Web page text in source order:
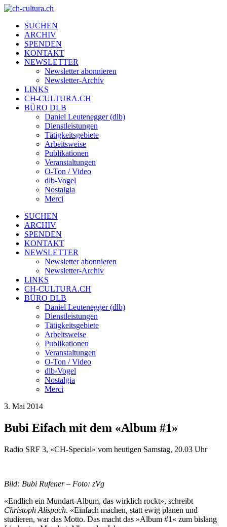
SUCHEN
ARCHIV
SPENDEN
KONTAKT
NEWSLETTER
Newsletter abonnieren
Newsletter-Archiv
LINKS
CH-CULTURA.CH
BÜRO DLB
Daniel Leutenegger (dlb)
Dienstleistungen
Tätigkeitsgebiete
Arbeitsweise
Publikationen
Veranstaltungen
O-Ton / Video
dlb-Vogel
Nostalgia
Merci
SUCHEN
ARCHIV
SPENDEN
KONTAKT
NEWSLETTER
Newsletter abonnieren
Newsletter-Archiv
LINKS
CH-CULTURA.CH
BÜRO DLB
Daniel Leutenegger (dlb)
Dienstleistungen
Tätigkeitsgebiete
Arbeitsweise
Publikationen
Veranstaltungen
O-Ton / Video
dlb-Vogel
Nostalgia
Merci
3. Mai 2014
Bubi Eifach mit dem «Album #1»
Radio SRF 3, «CH-Special» vom heutigen Samstag, 20.03 Uhr
Bild: Bubi Rufener – Foto: zVg
«Endlich ein Mundart-Album, das wirklich rockt», schreibt
Christoph Alispach. «Einfach machen, statt ewig planen und
studieren, war das Motto. Das macht das »Album #1« zum bislang